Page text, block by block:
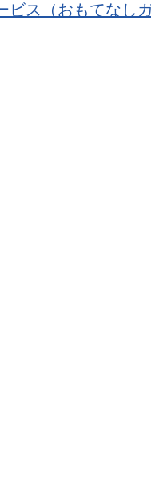
ビス（おもてなし